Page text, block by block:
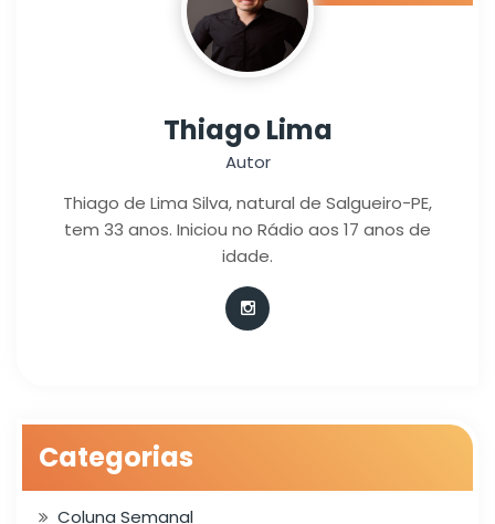
Thiago Lima
Autor
Thiago de Lima Silva, natural de Salgueiro-PE,
tem 33 anos. Iniciou no Rádio aos 17 anos de
idade.
Categorias
Coluna Semanal